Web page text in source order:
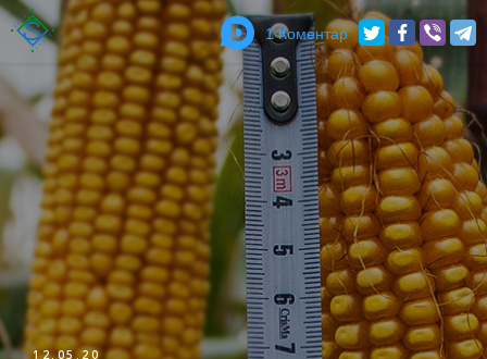
1 Коментар
12.05.20